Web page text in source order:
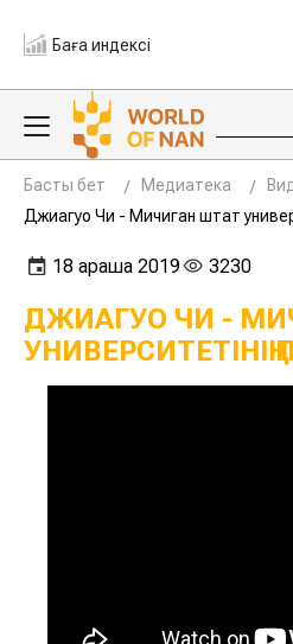
Баға индексі
Басты бет Медиатека
Джиагуо Чи - Мичиган штат
18 қараша 2019 3230
ДЖИАГУО ЧИ -